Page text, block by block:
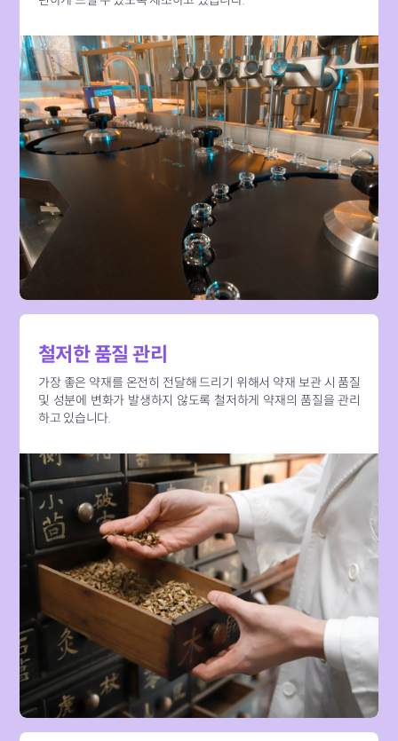
철저한 품질 관리
가장 좋은 약재를 온전히 전달해 드리기 위해서 약재 보관 시 품질
및 성분에 변화가 발생하지 않도록 철저하게 약재의 품질을 관리
하고 있습니다.